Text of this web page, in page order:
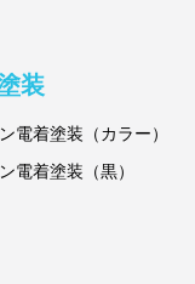
装
電着塗装（カラー）
電着塗装（黒）